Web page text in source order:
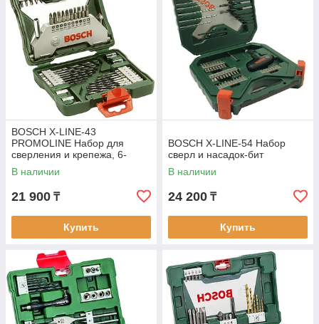
BOSCH X-LINE-43
PROMOLINE Набор для
сверления и крепежа, 6-
гранный хвостовик.
В наличии
21 900 ₸
Купить
BOSCH X-LINE-54 Набор
сверл и насадок-бит
В наличии
24 200 ₸
Купить